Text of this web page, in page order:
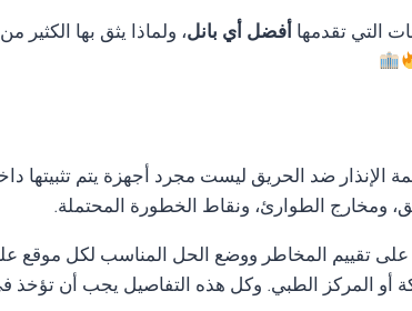
التي تقدمها أفضل أي بانل، ولماذا يثق بها الكثير
ضد الحريق ليست مجرد أجهزة يتم تثبيتها
ومخارج الطوارئ، ونقاط الخطورة المحتملة.
على تقييم المخاطر ووضع الحل المناسب لكل موقع
المركز الطبي. وكل هذه التفاصيل يجب أن تؤخذ في